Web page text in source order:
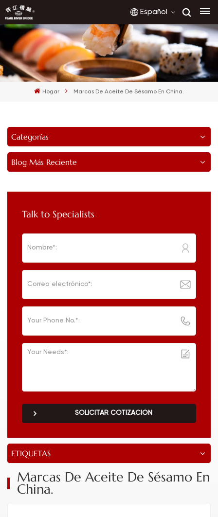
Español
English
français
Hogar Marcas De Aceite De Sésamo En China.
Categorías
Blog Más Reciente
Talk to Specialists
SOLICITAR COTIZACIÓN
ETIQUETAS
Marcas De Aceite De Sésamo En
China.